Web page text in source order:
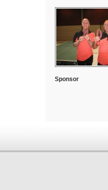
Sponsor